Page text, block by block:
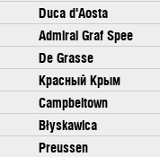
Duca d'Aosta
Admiral Graf Spee
De Grasse
Красный Крым
Campbeltown
Błyskawica
Preussen